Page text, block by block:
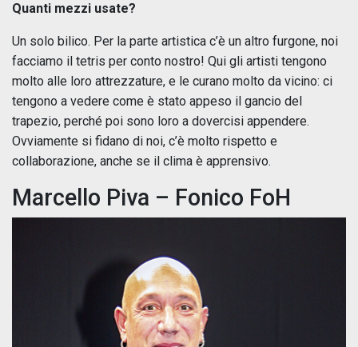
Quanti mezzi usate?
Un solo bilico. Per la parte artistica c’è un altro furgone, noi
facciamo il tetris per conto nostro! Qui gli artisti tengono
molto alle loro attrezzature, e le curano molto da vicino: ci
tengono a vedere come è stato appeso il gancio del
trapezio, perché poi sono loro a dovercisi appendere.
Ovviamente si fidano di noi, c’è molto rispetto e
collaborazione, anche se il clima è apprensivo.
Marcello Piva – Fonico FoH